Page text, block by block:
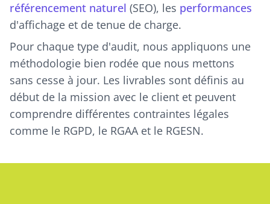
référencement naturel (SEO), les performances
d'affichage et de tenue de charge.
Pour chaque type d'audit, nous appliquons une
méthodologie bien rodée que nous mettons
sans cesse à jour. Les livrables sont définis au
début de la mission avec le client et peuvent
comprendre différentes contraintes légales
comme le RGPD, le RGAA et le RGESN.